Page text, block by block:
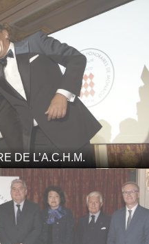
DE L’A.C.H.M.